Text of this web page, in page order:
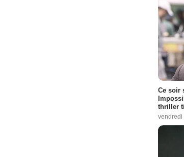
Ce soir
thriller
vendredi